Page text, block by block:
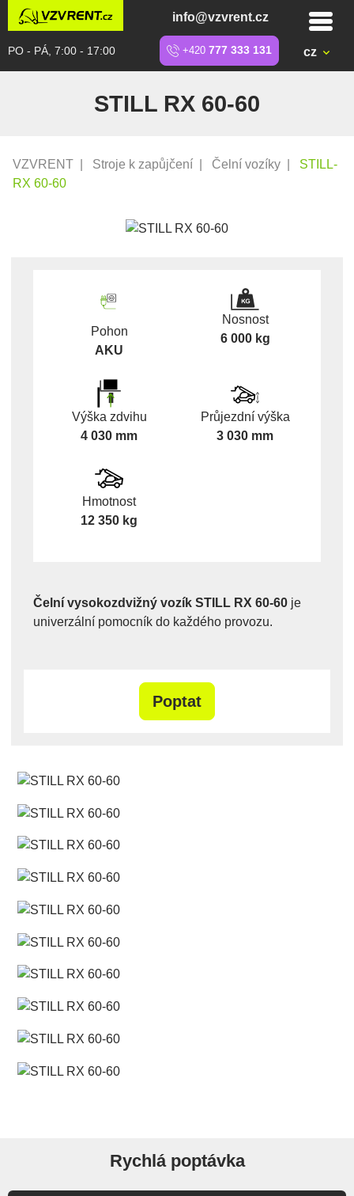
info@vzvrent.cz
PO - PÁ, 7:00 - 17:00 +420 777 333 131 cz
STILL RX 60-60
VZVRENT Stroje k zapůjčení Čelní vozíky
STILL-
RX 60-60
Pohon
AKU
Nosnost
6 000 kg
Výška zdvihu
4 030 mm
Průjezdní výška
3 030 mm
Hmotnost
12 350 kg
Čelní vysokozdvižný vozík STILL RX 60-60 je
univerzální pomocník do každého provozu.
Poptat
Rychlá poptávka